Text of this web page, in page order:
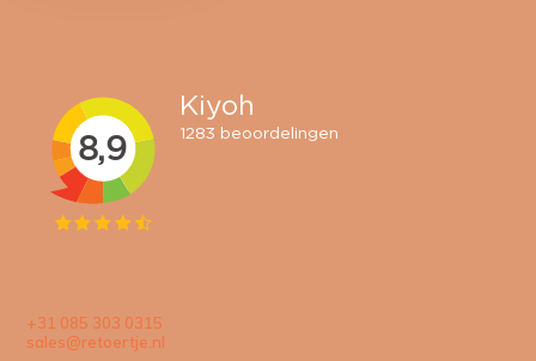
+31 085 303 0315
sales@retoertje.nl